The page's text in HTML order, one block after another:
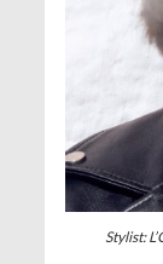
Stylist: